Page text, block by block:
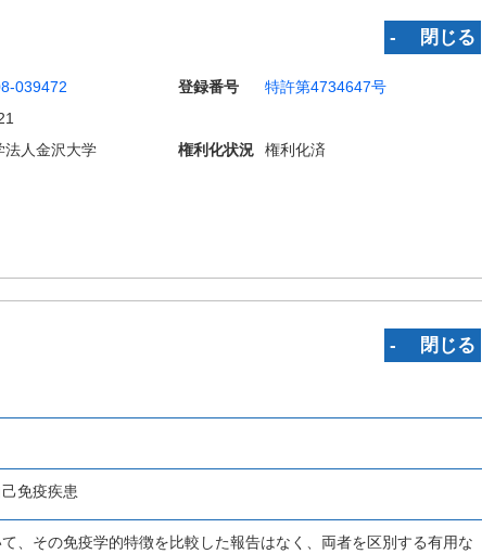
‐ 閉じる
039472 登録番号
特許第4734647号
法人金沢大学 権利化状況
権利化済
‐ 閉じる
免疫疾患
、その免疫学的特徴を比較した報告はなく、両者を区別する有用な